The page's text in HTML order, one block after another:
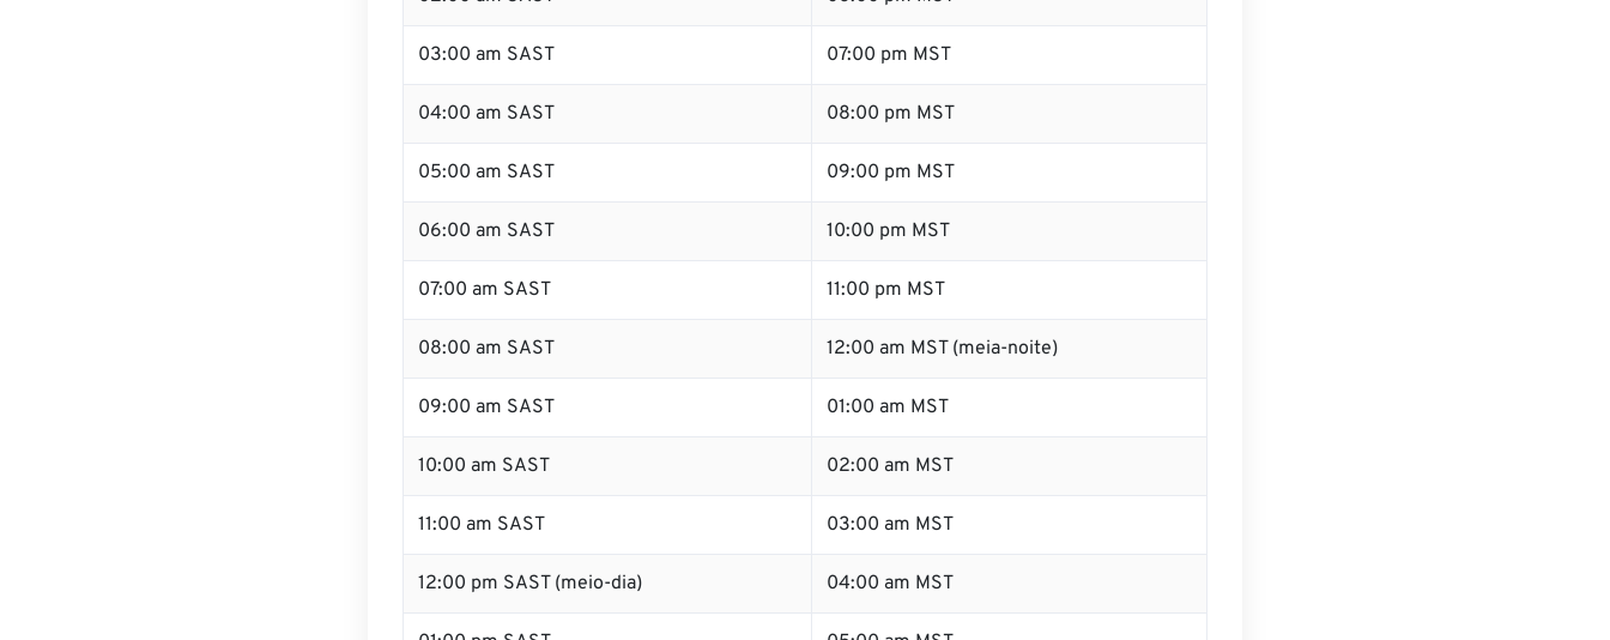
03:00 am SAST 07:00 pm MST
04:00 am SAST 08:00 pm MST
05:00 am SAST 09:00 pm MST
06:00 am SAST 10:00 pm MST
07:00 am SAST 11:00 pm MST
08:00 am SAST 12:00 am MST (meia-noite)
09:00 am SAST 01:00 am MST
10:00 am SAST 02:00 am MST
11:00 am SAST 03:00 am MST
12:00 pm SAST (meio-dia) 04:00 am MST